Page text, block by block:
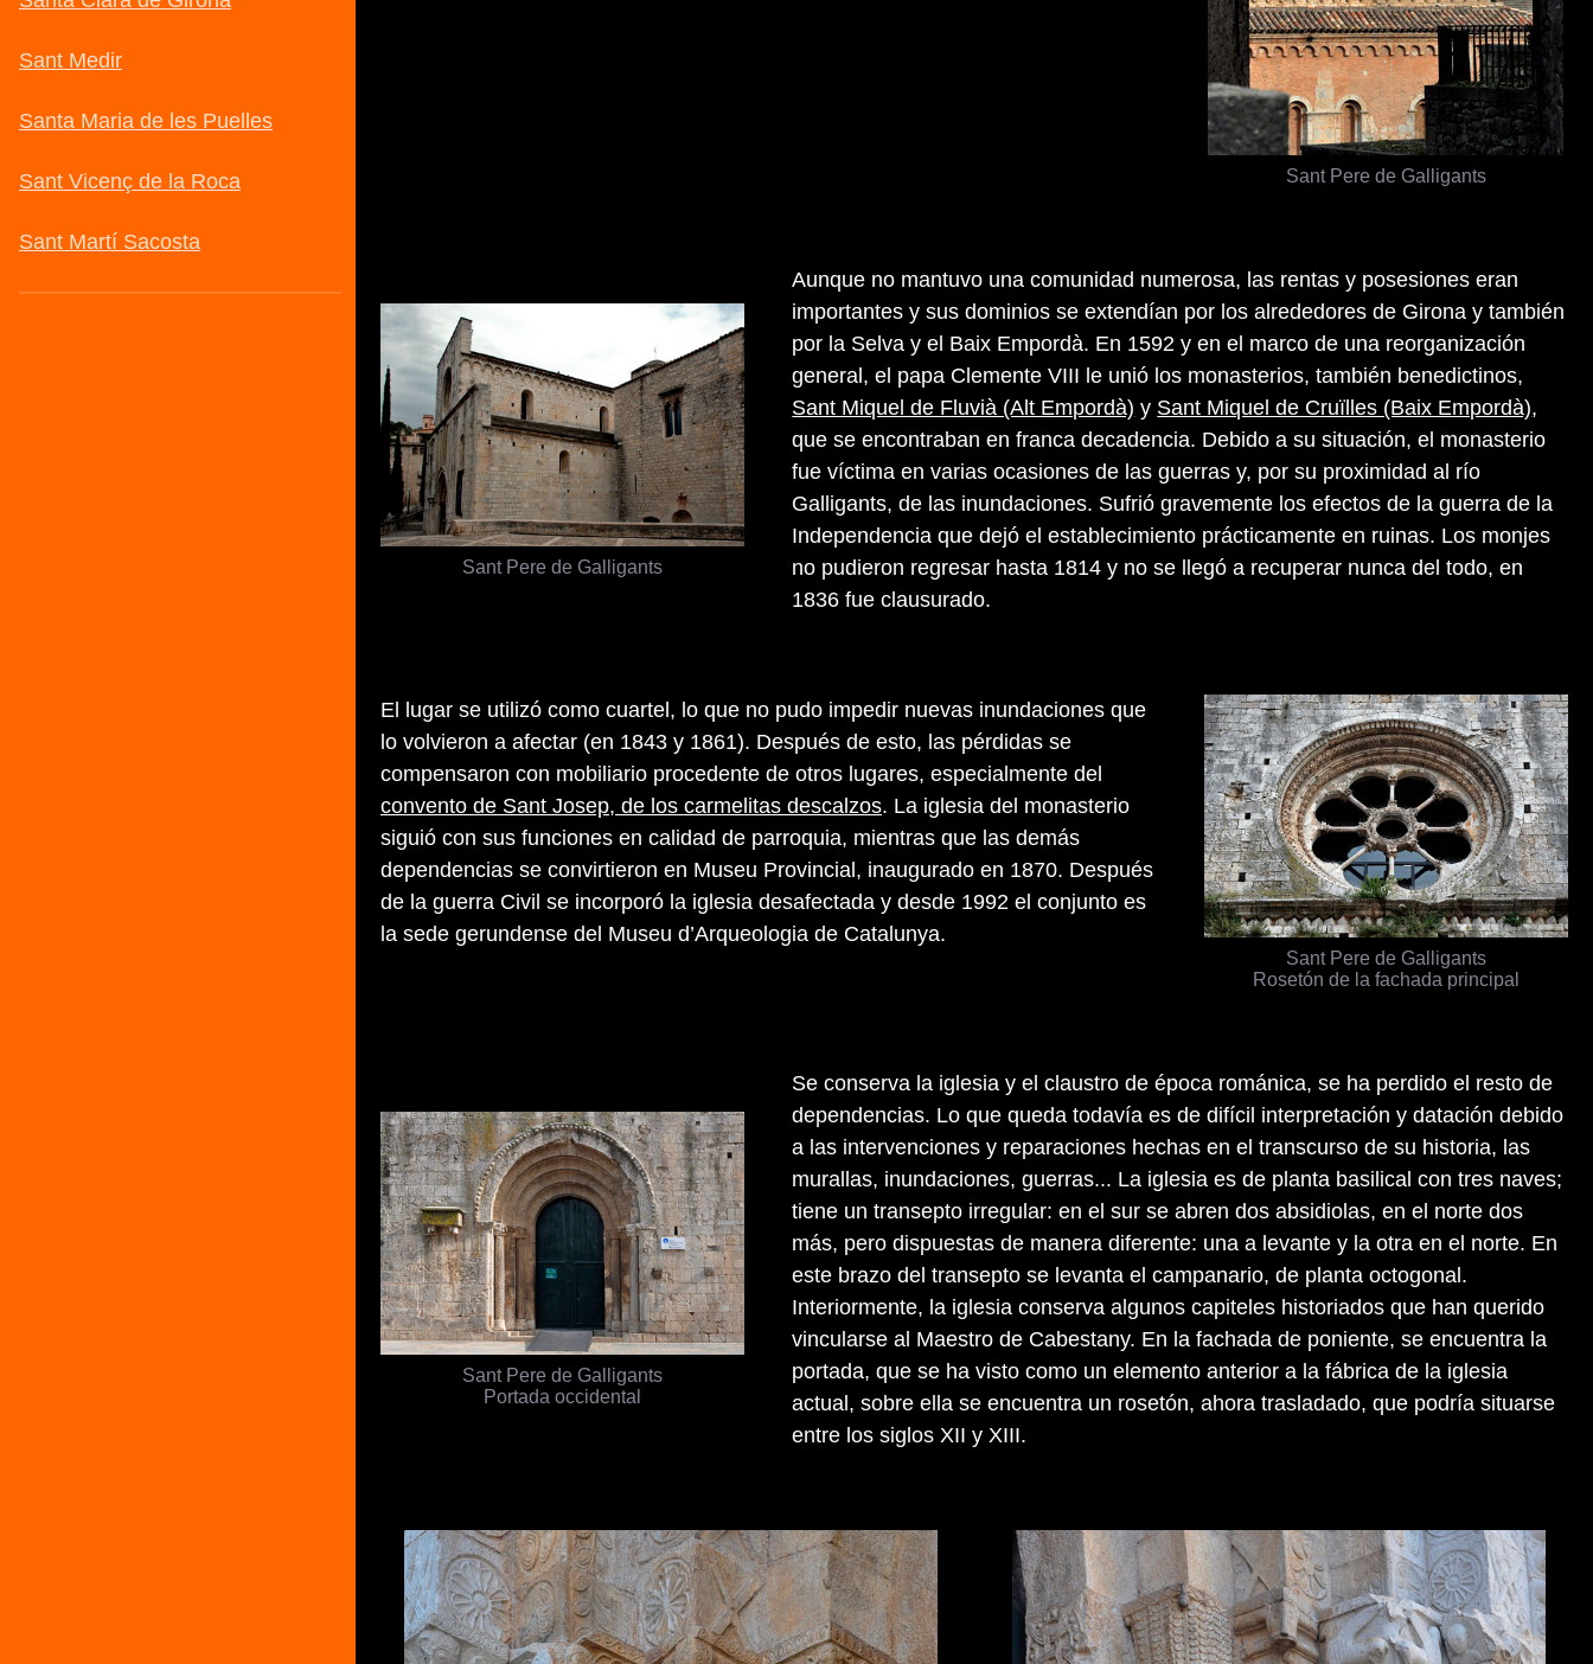
Sant Pere de Galligants
Sant Pere de Galligants
Aunque no mantuvo una comunidad numerosa, las rentas y posesiones eran
importantes y sus dominios se extendían por los alrededores de Girona y también
por la Selva y el Baix Empordà. En 1592 y en el marco de una reorganización
general, el papa Clemente VIII le unió los monasterios, también benedictinos,
Sant Miquel de Fluvià (Alt Empordà) y Sant Miquel de Cruïlles (Baix Empordà),
que se encontraban en franca decadencia. Debido a su situación, el monasterio
fue víctima en varias ocasiones de las guerras y, por su proximidad al río
Galligants, de las inundaciones. Sufrió gravemente los efectos de la guerra de la
Independencia que dejó el establecimiento prácticamente en ruinas. Los monjes
no pudieron regresar hasta 1814 y no se llegó a recuperar nunca del todo, en
1836 fue clausurado.
El lugar se utilizó como cuartel, lo que no pudo impedir nuevas inundaciones que
lo volvieron a afectar (en 1843 y 1861). Después de esto, las pérdidas se
compensaron con mobiliario procedente de otros lugares, especialmente del
convento de Sant Josep, de los carmelitas descalzos. La iglesia del monasterio
siguió con sus funciones en calidad de parroquia, mientras que las demás
dependencias se convirtieron en Museu Provincial, inaugurado en 1870. Después
de la guerra Civil se incorporó la iglesia desafectada y desde 1992 el conjunto es
la sede gerundense del Museu d’Arqueologia de Catalunya.
Sant Pere de Galligants
Rosetón de la fachada principal
Sant Pere de Galligants
Portada occidental
Se conserva la iglesia y el claustro de época románica, se ha perdido el resto de
dependencias. Lo que queda todavía es de difícil interpretación y datación debido
a las intervenciones y reparaciones hechas en el transcurso de su historia, las
murallas, inundaciones, guerras... La iglesia es de planta basilical con tres naves;
tiene un transepto irregular: en el sur se abren dos absidiolas, en el norte dos
más, pero dispuestas de manera diferente: una a levante y la otra en el norte. En
este brazo del transepto se levanta el campanario, de planta octogonal.
Interiormente, la iglesia conserva algunos capiteles historiados que han querido
vincularse al Maestro de Cabestany. En la fachada de poniente, se encuentra la
portada, que se ha visto como un elemento anterior a la fábrica de la iglesia
actual, sobre ella se encuentra un rosetón, ahora trasladado, que podría situarse
entre los siglos XII y XIII.